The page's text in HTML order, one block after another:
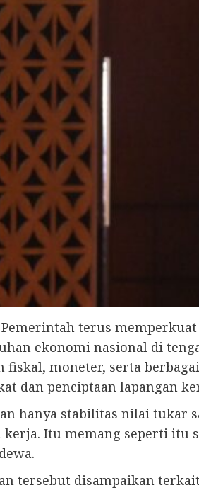
Pemerintah terus
ekonomi nasional di
fiskal, moneter, serta
dan penciptaan lapangan
hanya stabilitas nilai tukar
kerja. Itu memang seperti itu
tersebut disampaikan